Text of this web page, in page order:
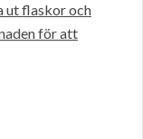
ut flaskor och
för att